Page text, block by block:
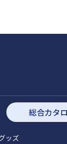
総合カタ
ッズ